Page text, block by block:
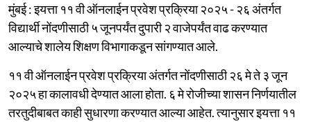
मुंबई : इयत्ता ११ वी ऑनलाईन प्रवेश प्रक्रिया २०२५ - २६ अंतर्गत
विद्यार्थी नोंदणीसाठी ५ जूनपर्यंत दुपारी २ वाजेपर्यंत वाढ करण्यात
आल्याचे शालेय शिक्षण विभागाकडून सांगण्यात आले.
११ वी ऑनलाईन प्रवेश प्रक्रिया अंतर्गत नोंदणीसाठी २६ मे ते ३ जून
२०२५ हा कालावधी देण्यात आला होता. ६ मे रोजीच्या शासन निर्णयातील
तरतुदीबाबत काही सुधारणा करण्यात आल्या आहेत. त्यानुसार इयत्ता ११